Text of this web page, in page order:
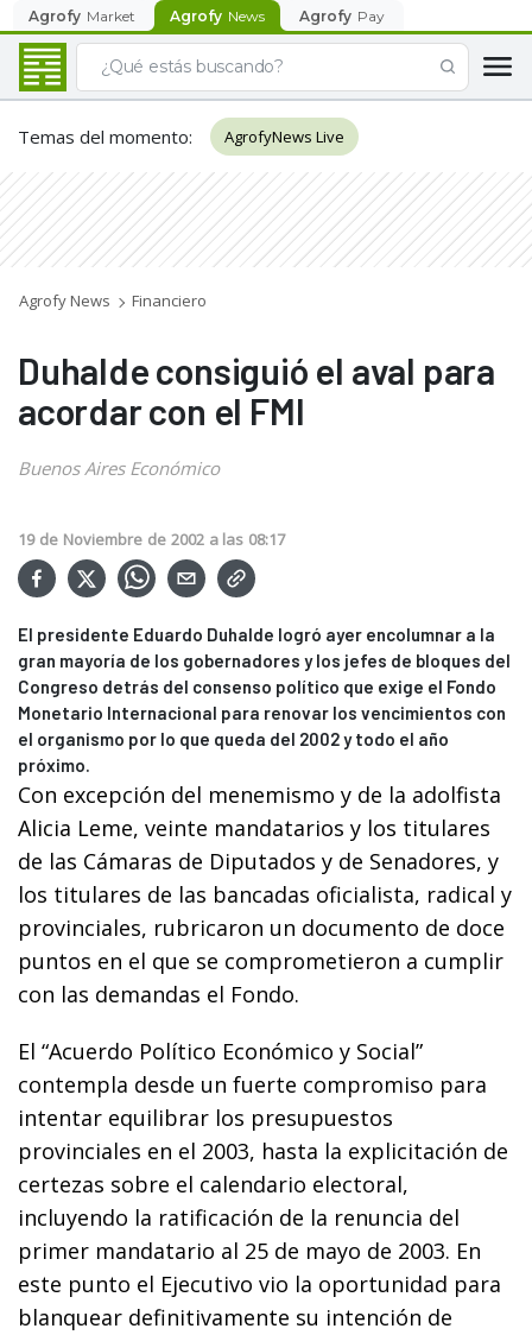
Agrofy Market Agrofy News Agrofy Pay
Temas del momento: AgrofyNews Live
Agrofy News Financiero
Duhalde consiguió el aval para
acordar con el FMI
Buenos Aires Económico
19 de Noviembre de 2002 a las 08:17
El presidente Eduardo Duhalde logró ayer encolumnar a la
gran mayoría de los gobernadores y los jefes de bloques del
Congreso detrás del consenso político que exige el Fondo
Monetario Internacional para renovar los vencimientos con
el organismo por lo que queda del 2002 y todo el año
próximo.
Con excepción del menemismo y de la adolfista
Alicia Leme, veinte mandatarios y los titulares
de las Cámaras de Diputados y de Senadores, y
los titulares de las bancadas oficialista, radical y
provinciales, rubricaron un documento de doce
puntos en el que se comprometieron a cumplir
con las demandas el Fondo.
El “Acuerdo Político Económico y Social”
contempla desde un fuerte compromiso para
intentar equilibrar los presupuestos
provinciales en el 2003, hasta la explicitación de
certezas sobre el calendario electoral,
incluyendo la ratificación de la renuncia del
primer mandatario al 25 de mayo de 2003. En
este punto el Ejecutivo vio la oportunidad para
blanquear definitivamente su intención de